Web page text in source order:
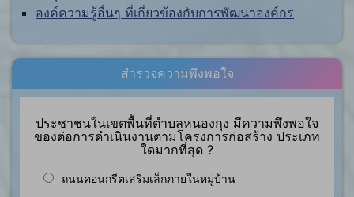
องค์ความรู้อื่นๆ ที่เกี่ยวข้องกับการพัฒนาองค์กร
สำรวจความพึงพอใจ
ประชาชนในเขตพื้นที่ตำบลหนองกุง มีความพึงพอใจ
ของต่อการดำเนินงานตามโครงการก่อสร้าง ประเภท
ใดมากที่สุด ?
ถนนคอนกรีตเสริมเล็กภายในหมู่บ้าน